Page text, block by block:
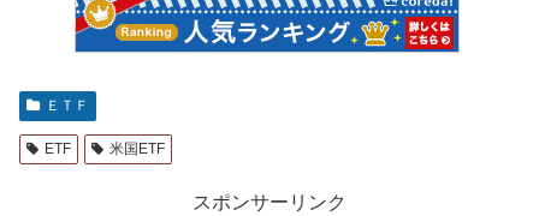
ＥＴＦ
ETF 米国ETF
スポンサーリンク